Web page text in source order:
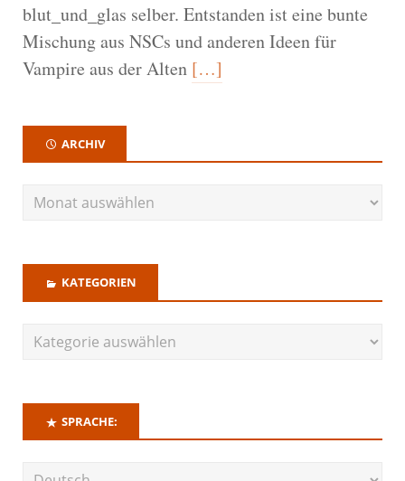
blut_und_glas selber. Entstanden ist eine bunte
Mischung aus NSCs und anderen Ideen für
Vampire aus der Alten […]
ARCHIV
KATEGORIEN
SPRACHE: